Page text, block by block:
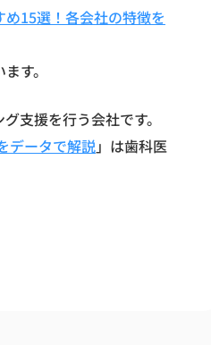
15選！各会社の特徴を
す。
支援を行う会社です。
データで解説」は歯科医